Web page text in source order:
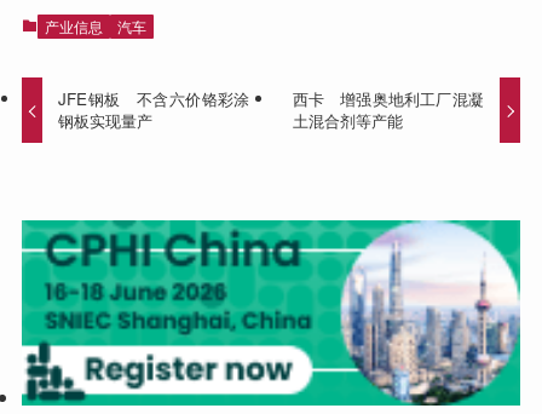
产业信息 汽车
JFE钢板 不含六价铬彩涂
钢板实现量产
西卡 增强奥地利工厂混凝
土混合剂等产能